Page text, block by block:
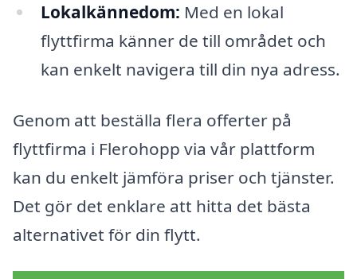
Lokalkännedom: Med en lokal
flyttfirma känner de till området och
kan enkelt navigera till din nya adress.
Genom att beställa flera offerter på
flyttfirma i Flerohopp via vår plattform
kan du enkelt jämföra priser och tjänster.
Det gör det enklare att hitta det bästa
alternativet för din flytt.